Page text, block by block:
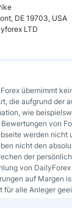
DE 19703, USA
LTD
übernimmt
die aufgrund der
wie
von
werden nicht
nicht den
der
von
auf Margen
für alle Anleger